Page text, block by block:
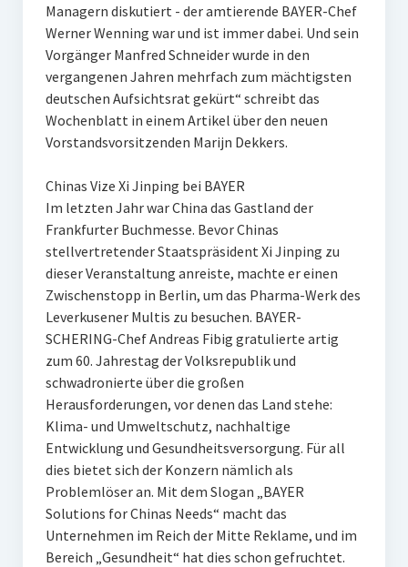
Managern diskutiert - der amtierende BAYER-Chef
Werner Wenning war und ist immer dabei. Und sein
Vorgänger Manfred Schneider wurde in den
vergangenen Jahren mehrfach zum mächtigsten
deutschen Aufsichtsrat gekürt“ schreibt das
Wochenblatt in einem Artikel über den neuen
Vorstandsvorsitzenden Marijn Dekkers.
Chinas Vize Xi Jinping bei BAYER
Im letzten Jahr war China das Gastland der
Frankfurter Buchmesse. Bevor Chinas
stellvertretender Staatspräsident Xi Jinping zu
dieser Veranstaltung anreiste, machte er einen
Zwischenstopp in Berlin, um das Pharma-Werk des
Leverkusener Multis zu besuchen. BAYER-
SCHERING-Chef Andreas Fibig gratulierte artig
zum 60. Jahrestag der Volksrepublik und
schwadronierte über die großen
Herausforderungen, vor denen das Land stehe:
Klima- und Umweltschutz, nachhaltige
Entwicklung und Gesundheitsversorgung. Für all
dies bietet sich der Konzern nämlich als
Problemlöser an. Mit dem Slogan „BAYER
Solutions for Chinas Needs“ macht das
Unternehmen im Reich der Mitte Reklame, und im
Bereich „Gesundheit“ hat dies schon gefruchtet.